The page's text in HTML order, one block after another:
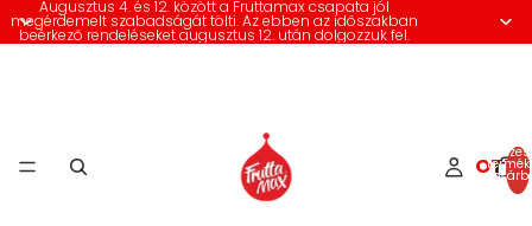
Augusztus 4. és 12. között a Fruttamax csapata jól
megérdemelt szabadságát tölti. Az ebben az időszakban
beérkező rendeléseket augusztus 12. után dolgozzuk fel.
Összes